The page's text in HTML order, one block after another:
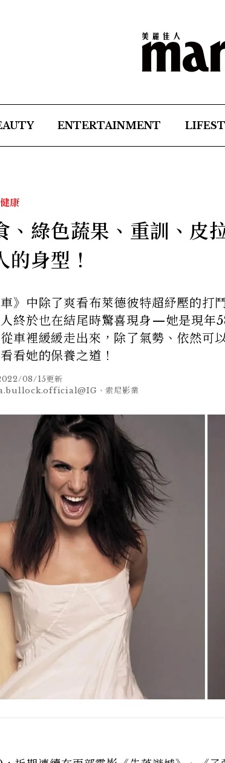
ENTERTAINMENT
康
、綠色蔬果、重訓、皮
的身型！
車》中除了爽看布萊德彼特超紓壓的打
人終於也在結尾時驚喜現身—她是現
車裡緩緩走出來，除了氣勢、依然可
看她的保養之道！
08/15更新
、索尼影業